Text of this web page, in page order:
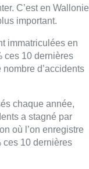
C’est en Wallonie
important.
immatriculées en
ces 10 dernières
d’accidents
chaque année,
a stagné par
où l’on enregistre
ces 10 dernières